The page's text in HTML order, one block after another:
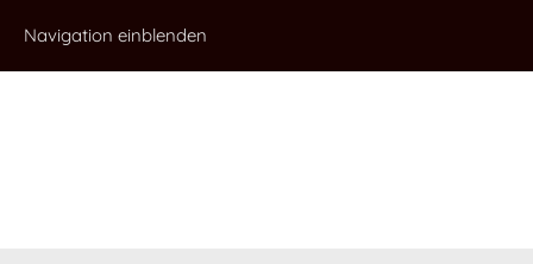
Navigation einblenden